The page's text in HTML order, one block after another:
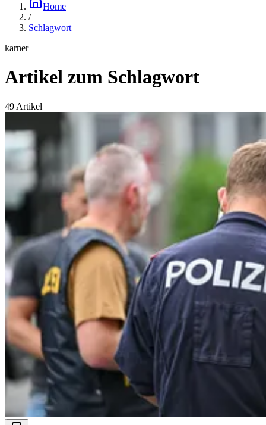
Home
/
Schlagwort
karner
Artikel zum Schlagwort
49 Artikel